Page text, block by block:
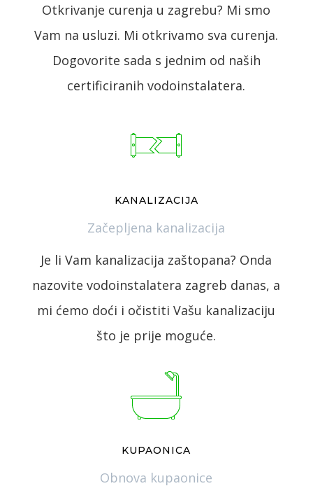
Otkrivanje curenja u zagrebu? Mi smo
Vam na usluzi. Mi otkrivamo sva curenja.
Dogovorite sada s jednim od naših
certificiranih vodoinstalatera.
KANALIZACIJA
Začepljena kanalizacija
Je li Vam kanalizacija zaštopana? Onda
nazovite vodoinstalatera zagreb danas, a
mi ćemo doći i očistiti Vašu kanalizaciju
što je prije moguće.
KUPAONICA
Obnova kupaonice